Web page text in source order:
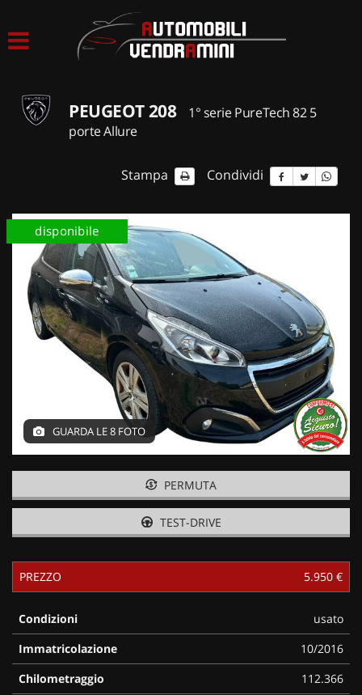
ACQUISTIAMO USATO
CONTATTI
PEUGEOT 208
1° serie PureTech 82 5
porte Allure
Stampa Condividi
disponibile
GUARDA LE 8 FOTO
PERMUTA
TEST-DRIVE
PREZZO 5.950 €
Condizioni
usato
Immatricolazione
10/2016
Chilometraggio
112.366